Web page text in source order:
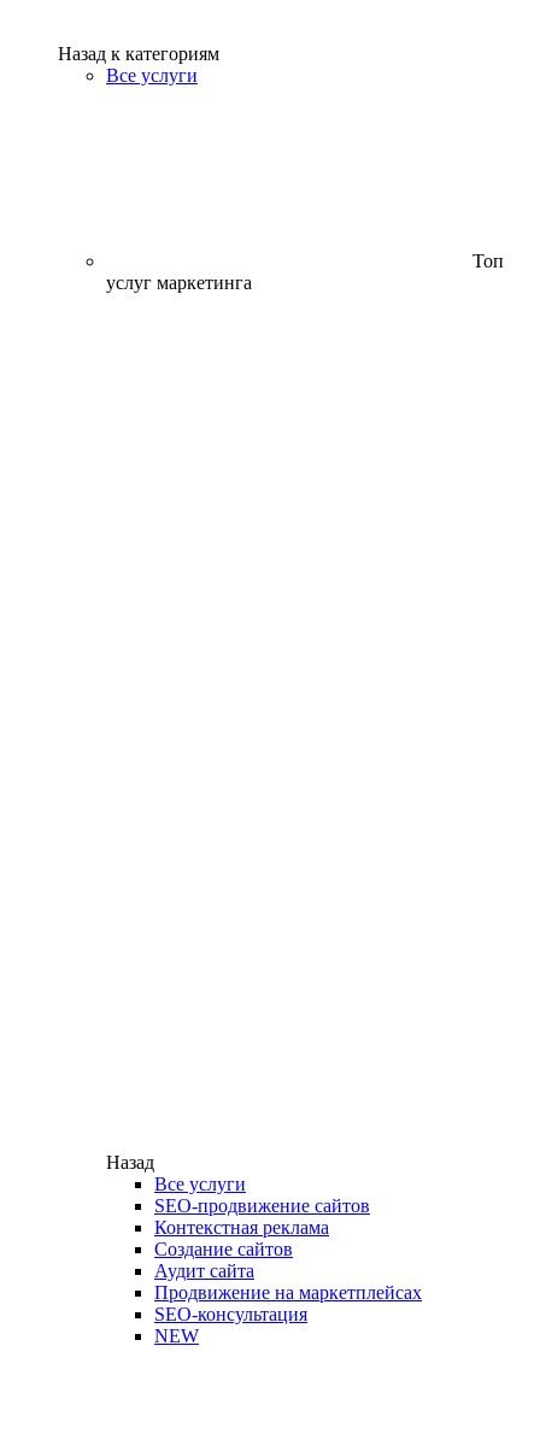
Назад к категориям
Все услуги
Топ
услуг маркетинга
Назад
Все услуги
SEO-продвижение сайтов
Контекстная реклама
Создание сайтов
Аудит сайта
Продвижение на маркетплейсах
SEO-консультация
NEW